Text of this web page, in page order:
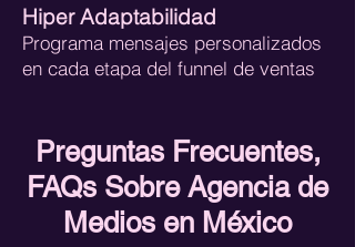
Hiper Adaptabilidad
Programa mensajes personalizados
en cada etapa del funnel de ventas
Preguntas Frecuentes,
FAQs Sobre Agencia de
Medios en México